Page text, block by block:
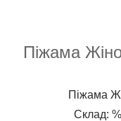
Піжама
Піжама
Склад: